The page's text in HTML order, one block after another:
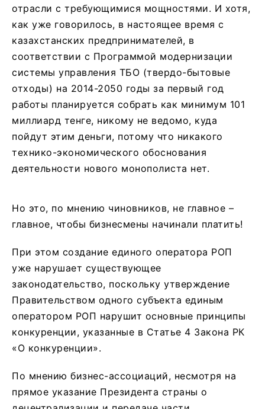
отрасли с требующимися мощностями. И хотя,
как уже говорилось, в настоящее время с
казахстанских предпринимателей, в
соответствии с Программой модернизации
системы управления ТБО (твердо-бытовые
отходы) на 2014-2050 годы за первый год
работы планируется собрать как минимум 101
миллиард тенге, никому не ведомо, куда
пойдут этим деньги, потому что никакого
технико-экономического обоснования
деятельности нового монополиста нет.
Но это, по мнению чиновников, не главное –
главное, чтобы бизнесмены начинали платить!
При этом создание единого оператора РОП
уже нарушает существующее
законодательство, поскольку утверждение
Правительством одного субъекта единым
оператором РОП нарушит основные принципы
конкуренции, указанные в Статье 4 Закона РК
«О конкуренции».
По мнению бизнес-ассоциаций, несмотря на
прямое указание Президента страны о